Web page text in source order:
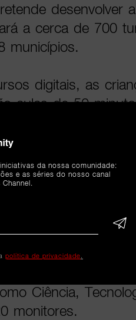
desenvolver
a cerca de 700
municípios.
digitais, as
aulas de 50
com recurso a
técnicas,
grupo e de forma
pode ser
de forma
conteúdos
Ciência,
monitores.
da nossa comunidade:
e as séries do nosso canal
política de privacidade.